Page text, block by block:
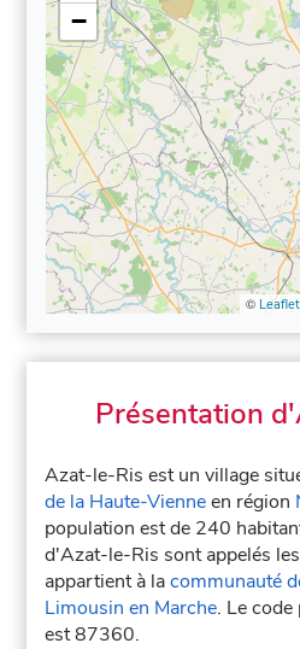
−
© Leaflet
Présentation
Azat-le-Ris est un village
de la Haute-Vienneen région
population est de 240
d'Azat-le-Ris sont appelés
appartient à lacommunauté
Limousin en Marche. Le
est 87360.